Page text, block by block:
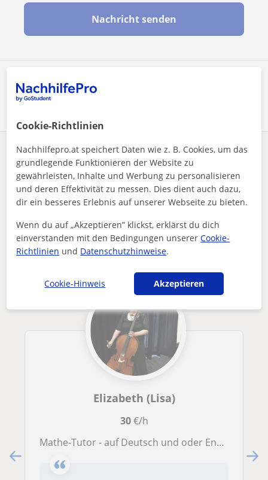
Profil teilen
Nachricht senden
Enthält dieses Profil einen Fehler? Melden
Nachhilfeunterricht Online
Mathe
Master Math Fast with Expert One-on-One Tutoring
Andere Online-MatheLehrer die dich
interessieren könnten
Elizabeth (Lisa)
30€/h
Mathe-Tutor - auf Deutsch und oder English für die Sekundarstufe
Cookie-Richtlinien
Nachhilfepro.at speichert Daten wie z. B. Cookies, um das
grundlegende Funktionieren der Website zu
gewährleisten, Inhalte und Werbung zu personalisieren
und deren Effektivität zu messen. Dies dient auch dazu,
dir ein besseres Erlebnis auf unserer Webseite zu bieten.
Wenn du auf „Akzeptieren” klickst, erklärst du dich
einverstanden mit den Bedingungen unsererCookie-
Richtlinien und Datenschutzhinweise.
Cookie-Hinweis Akzeptieren